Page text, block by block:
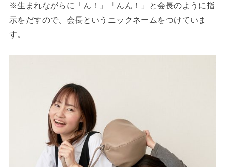
※生まれながらに「ん！」「んん！」と会長のように指
示をだすので、会長というニックネームをつけていま
す。